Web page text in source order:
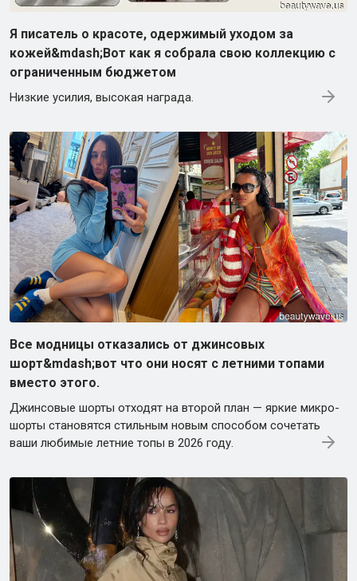
Я писатель о красоте, одержимый уходом за
кожей&mdash;Вот как я собрала свою коллекцию с
ограниченным бюджетом
Низкие усилия, высокая награда.
Все модницы отказались от джинсовых
шорт&mdash;вот что они носят с летними топами
вместо этого.
Джинсовые шорты отходят на второй план — яркие микро-
шорты становятся стильным новым способом сочетать
ваши любимые летние топы в 2026 году.